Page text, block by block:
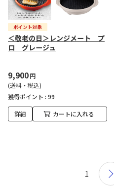
＜敬老の日＞レンジメート プ
ロ グレージュ
9,900円
(送料・税込)
獲得ポイント : 99
詳細 カートに入れる
1